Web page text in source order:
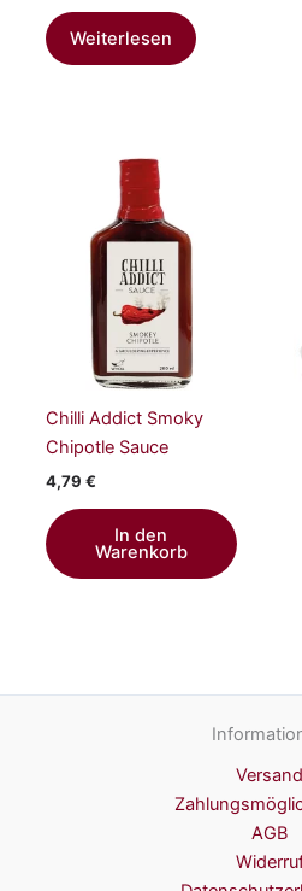
Weiterlesen
Chilli Addict Smoky
Chipotle Sauce
4,79 €
In den
Warenkorb
Versand
AGB